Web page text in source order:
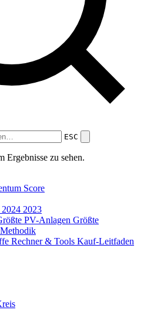
ESC
Ergebnisse zu sehen.
Score
2024 2023
PV-Anlagen Größte
Methodik
Rechner & Tools Kauf-Leitfaden